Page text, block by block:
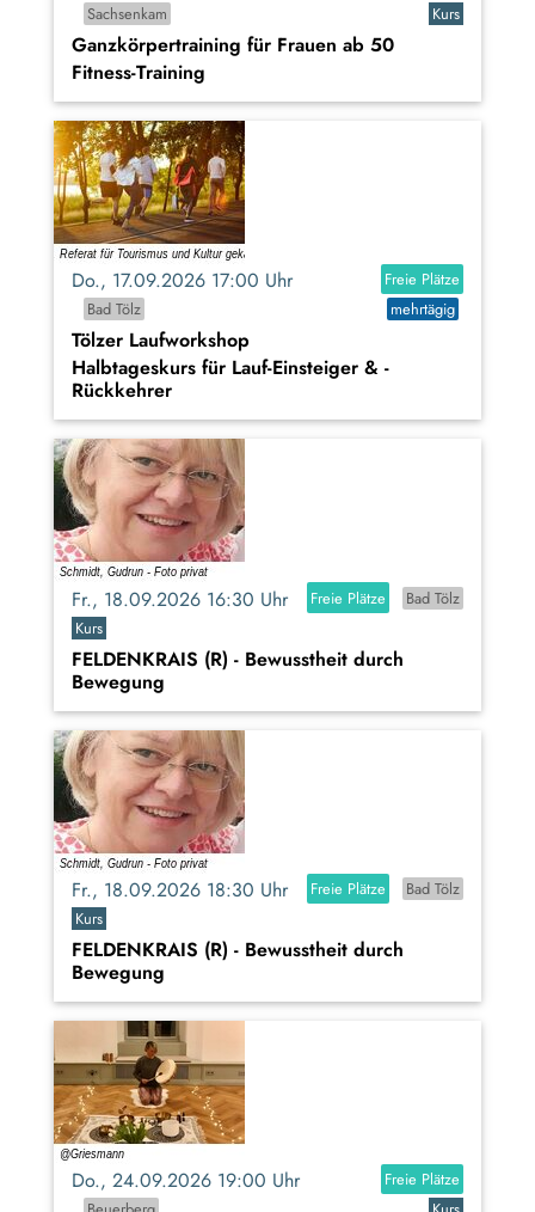
Sachsenkam
Kurs
Ganzkörpertraining für Frauen ab 50
Fitness-Training
Do., 17.09.2026 17:00 Uhr
Freie Plätze
Bad Tölz
mehrtägig
Tölzer Laufworkshop
Halbtageskurs für Lauf-Einsteiger & -
Rückkehrer
Fr., 18.09.2026 16:30 Uhr Freie Plätze
Bad Tölz
Kurs
FELDENKRAIS (R) - Bewusstheit durch
Bewegung
Fr., 18.09.2026 18:30 Uhr Freie Plätze
Bad Tölz
Kurs
FELDENKRAIS (R) - Bewusstheit durch
Bewegung
Do., 24.09.2026 19:00 Uhr
Freie Plätze